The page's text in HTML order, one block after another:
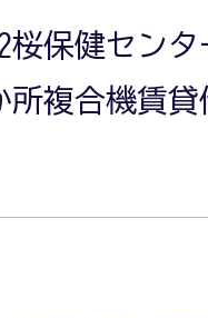
桜保健センタ
所複合機賃貸